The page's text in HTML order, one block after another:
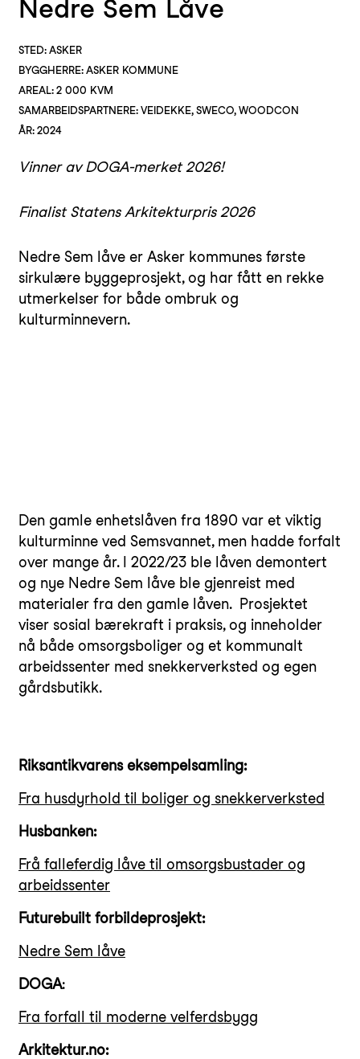
Nedre Sem Låve
STED: ASKER
BYGGHERRE: ASKER KOMMUNE
AREAL: 2 000 KVM
SAMARBEIDSPARTNERE: VEIDEKKE, SWECO, WOODCON
ÅR: 2024
Vinner av DOGA-merket 2026!
Finalist Statens Arkitekturpris 2026
Nedre Sem låve er Asker kommunes første
sirkulære byggeprosjekt, og har fått en rekke
utmerkelser for både ombruk og
kulturminnevern.
Den gamle enhetslåven fra 1890 var et viktig
kulturminne ved Semsvannet, men hadde forfalt
over mange år. I 2022/23 ble låven demontert
og nye Nedre Sem låve ble gjenreist med
materialer fra den gamle låven. Prosjektet
viser sosial bærekraft i praksis, og inneholder
nå både omsorgsboliger og et kommunalt
arbeidssenter med snekkerverksted og egen
gårdsbutikk.
Riksantikvarens eksempelsamling:
Fra husdyrhold til boliger og snekkerverksted
Husbanken:
Frå falleferdig låve til omsorgsbustader og
arbeidssenter
Futurebuilt forbildeprosjekt:
Nedre Sem låve
DOGA:
Fra forfall til moderne velferdsbygg
Arkitektur.no: